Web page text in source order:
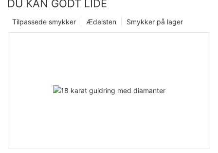
DU KAN GODT LIDE
Smykker på lager
Ædelsten
Tilpassede smykker